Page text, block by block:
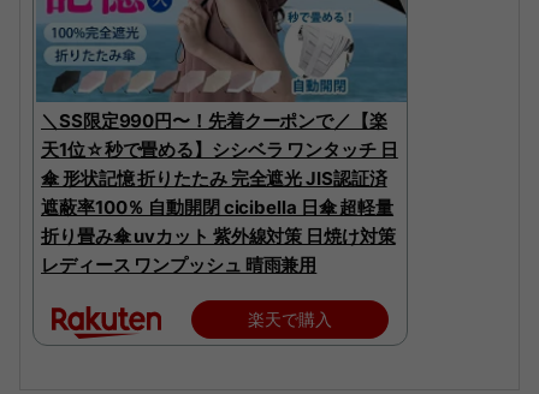
＼SS限定990円〜！先着クーポンで／【楽
天1位☆秒で畳める】シシベラ ワンタッチ 日
傘 形状記憶 折りたたみ 完全遮光 JIS認証済
遮蔽率100％ 自動開閉 cicibella 日傘 超軽量
折り畳み傘 uvカット 紫外線対策 日焼け対策
レディース ワンプッシュ 晴雨兼用
楽天で購入